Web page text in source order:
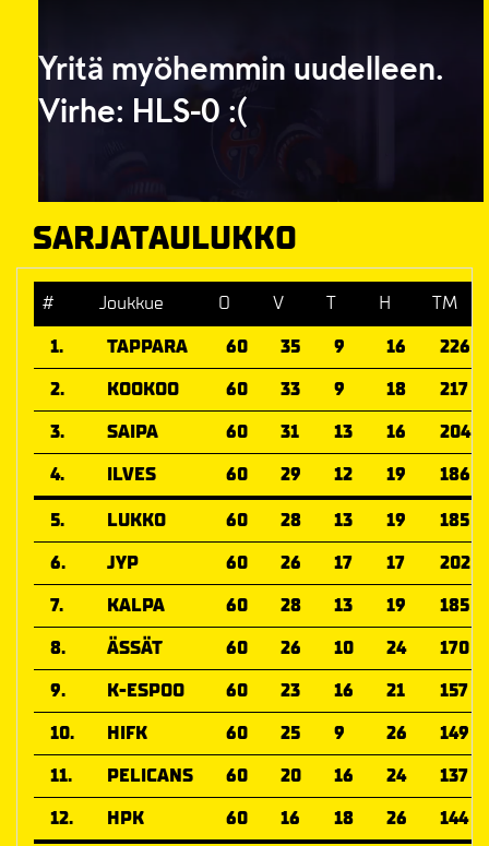
SARJATAULUKKO
# Joukkue O V T H
TM
1.
TAPPARA 60 35 9 16
226
2.
KOOKOO 60 33 9 18
217
3.
SAIPA 60 31 13 16
204
4.
ILVES 60 29 12 19
186
5.
LUKKO 60 28 13 19
185
6.
JYP 60 26 17 17
202
7.
KALPA 60 28 13 19
185
8.
ÄSSÄT 60 26 10 24
170
9.
K-ESPOO 60 23 16 21
157
10.
HIFK 60 25 9 26
149
11.
PELICANS 60 20 16 24
137
12.
HPK 60 16 18 26 144